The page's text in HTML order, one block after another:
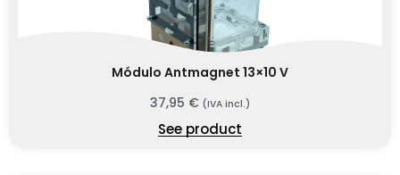
Módulo Antmagnet 13×10 V
37,95 € (IVA incl.)
See product